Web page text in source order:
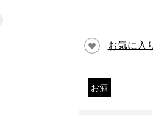
お気に入
お酒